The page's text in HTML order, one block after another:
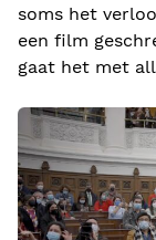
soms het
een film
gaat het met